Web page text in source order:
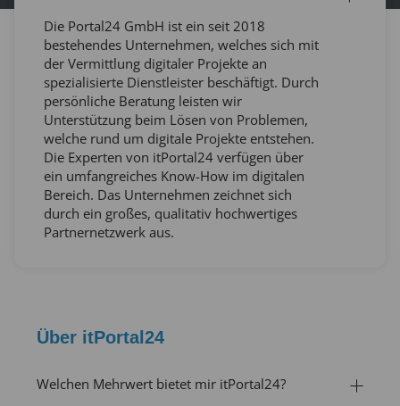
Die Portal24 GmbH ist ein seit 2018
bestehendes Unternehmen, welches sich mit
der Vermittlung digitaler Projekte an
spezialisierte Dienstleister beschäftigt. Durch
persönliche Beratung leisten wir
Unterstützung beim Lösen von Problemen,
welche rund um digitale Projekte entstehen.
Die Experten von itPortal24 verfügen über
ein umfangreiches Know-How im digitalen
Bereich. Das Unternehmen zeichnet sich
durch ein großes, qualitativ hochwertiges
Partnernetzwerk aus.
Über itPortal24
Welchen Mehrwert bietet mir itPortal24?